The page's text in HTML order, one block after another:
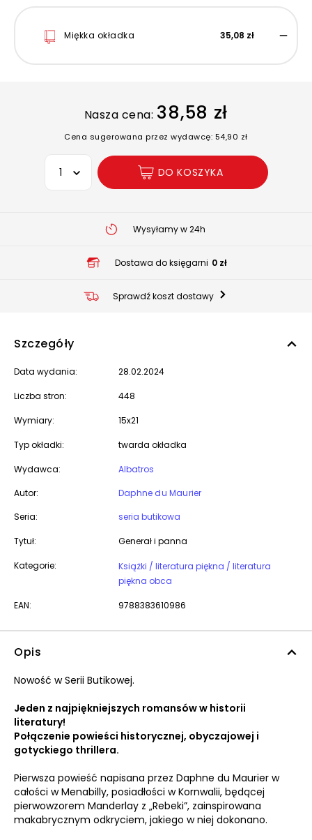
Miękka okładka 35,08 zł
Nasza cena: 38,58 zł
Cena sugerowana przez wydawcę: 54,90 zł
Wybierz opcję
DO KOSZYKA
Wysyłamy w 24h
Dostawa do księgarni 0 zł
Sprawdź koszt dostawy
Szczegóły
Data wydania: 28.02.2024
Liczba stron: 448
Wymiary: 15x21
Typ okładki: twarda okładka
Wydawca:
Albatros
Autor:
Daphne du Maurier
Seria:
seria butikowa
Tytuł: Generał i panna
Kategorie:
Książki / literatura piękna / literatura
piękna obca
EAN: 9788383610986
Opis
Nowość w Serii Butikowej.
Jeden z najpiękniejszych romansów w historii
literatury!
Połączenie powieści historycznej, obyczajowej i
gotyckiego thrillera.
Pierwsza powieść napisana przez Daphne du Maurier w
całości w Menabilly, posiadłości w Kornwalii, będącej
pierwowzorem Manderlay z „Rebeki”, zainspirowana
makabrycznym odkryciem, jakiego w niej dokonano.